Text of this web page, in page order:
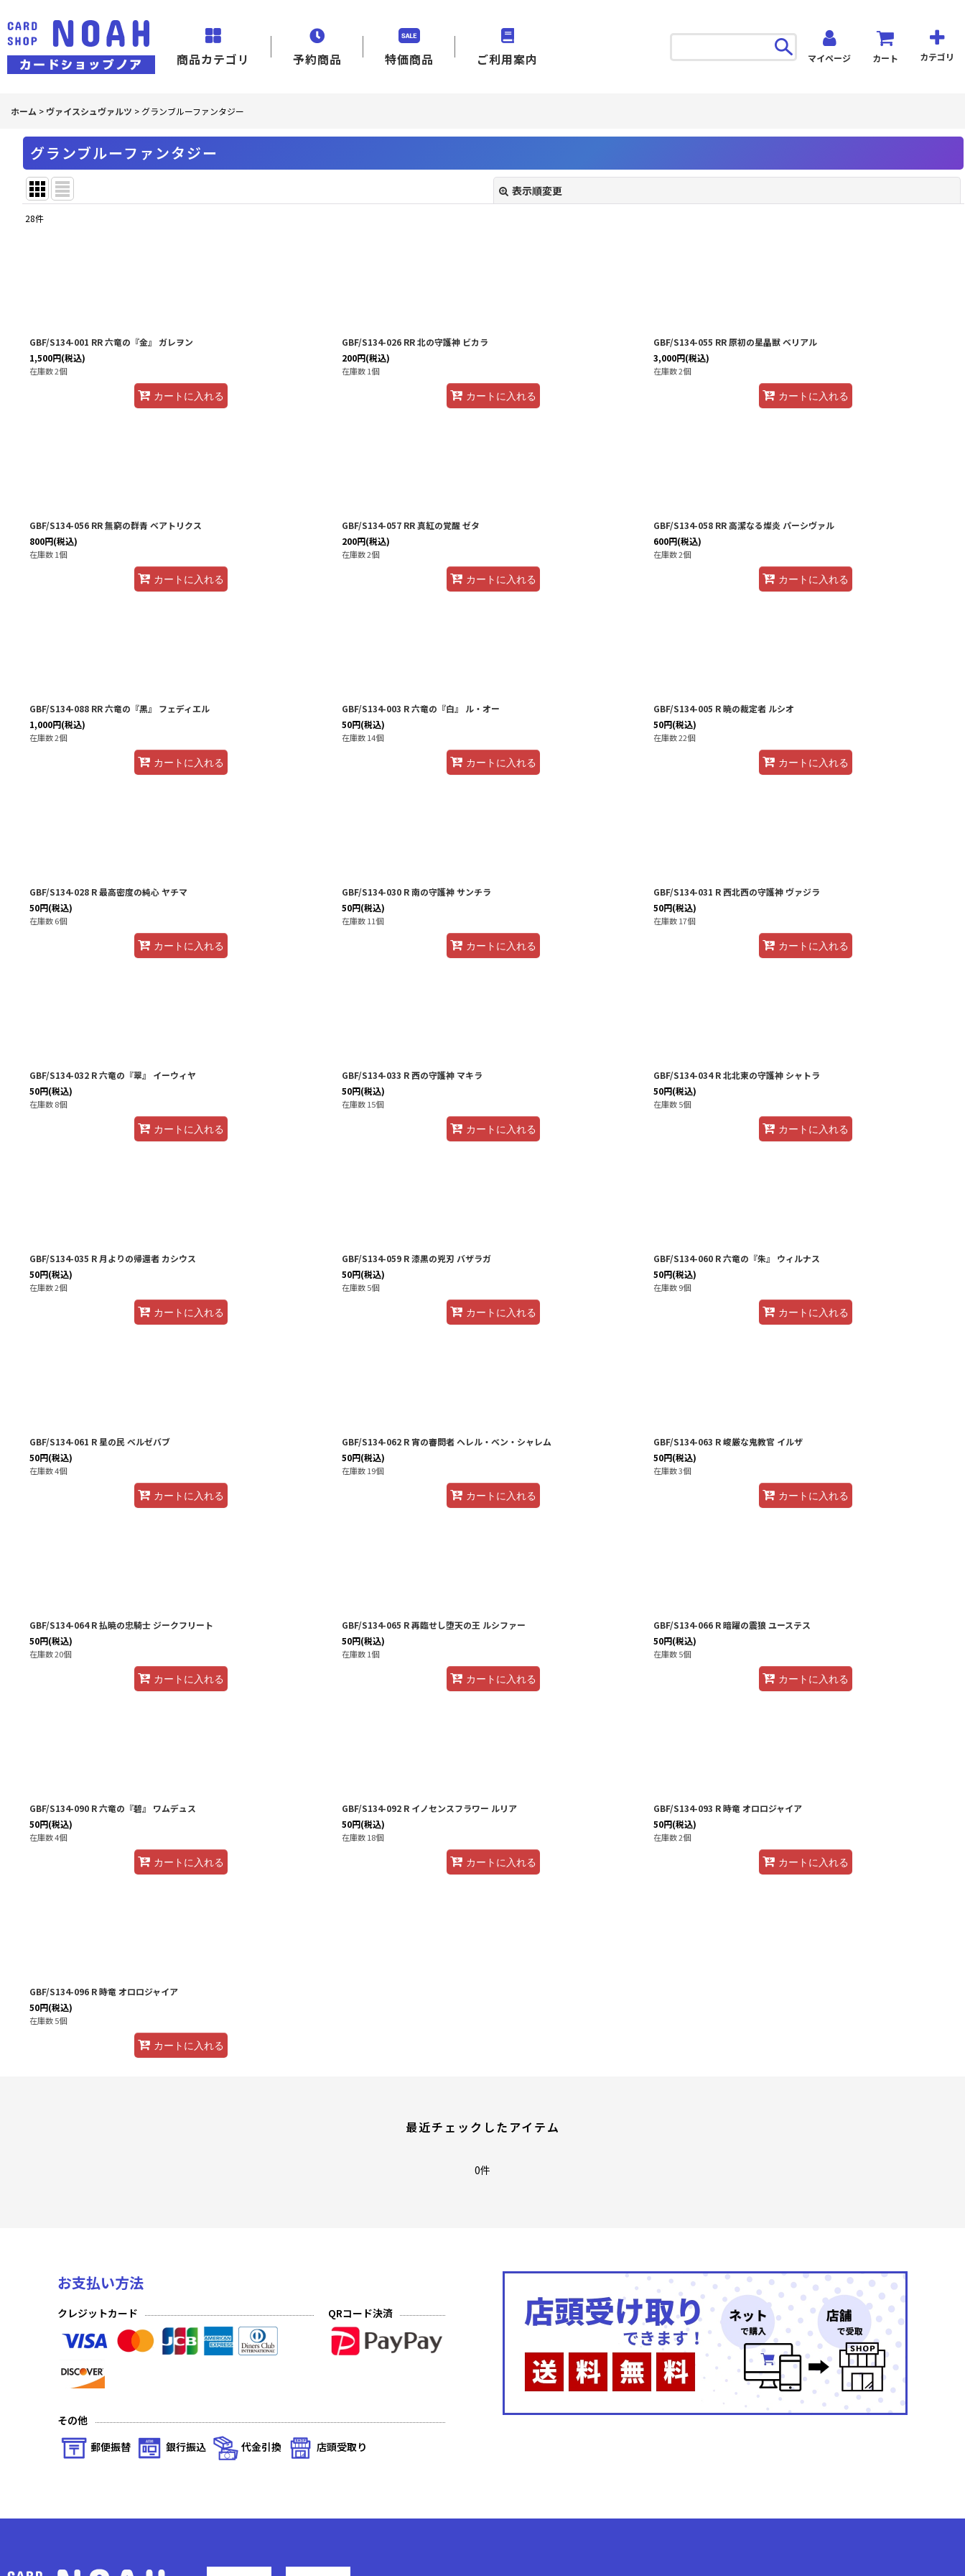
商品カテゴリ 予約商品 特価商品 ご利用案内 マイページ カート カテゴリ
ホーム > ヴァイスシュヴァルツ > グランブルーファンタジー
グランブルーファンタジー
表示順変更
28件
GBF/S134-001 RR 六竜の『金』 ガレヲン
1,500円(税込)
在庫数 2個
カートに入れる
GBF/S134-026 RR 北の守護神 ビカラ
200円(税込)
在庫数 1個
カートに入れる
GBF/S134-055 RR 原初の星晶獣 ベリアル
3,000円(税込)
在庫数 2個
カートに入れる
GBF/S134-056 RR 無窮の群青 ベアトリクス
800円(税込)
在庫数 1個
カートに入れる
GBF/S134-057 RR 真紅の覚醒 ゼタ
200円(税込)
在庫数 2個
カートに入れる
GBF/S134-058 RR 高潔なる燦炎 パーシヴァル
600円(税込)
在庫数 2個
カートに入れる
GBF/S134-088 RR 六竜の『黒』 フェディエル
1,000円(税込)
在庫数 2個
カートに入れる
GBF/S134-003 R 六竜の『白』 ル・オー
50円(税込)
在庫数 14個
カートに入れる
GBF/S134-005 R 暁の裁定者 ルシオ
50円(税込)
在庫数 22個
カートに入れる
GBF/S134-028 R 最高密度の純心 ヤチマ
50円(税込)
在庫数 6個
カートに入れる
GBF/S134-030 R 南の守護神 サンチラ
50円(税込)
在庫数 11個
カートに入れる
GBF/S134-031 R 西北西の守護神 ヴァジラ
50円(税込)
在庫数 17個
カートに入れる
GBF/S134-032 R 六竜の『翠』 イーウィヤ
50円(税込)
在庫数 8個
カートに入れる
GBF/S134-033 R 西の守護神 マキラ
50円(税込)
在庫数 15個
カートに入れる
GBF/S134-034 R 北北東の守護神 シャトラ
50円(税込)
在庫数 5個
カートに入れる
GBF/S134-035 R 月よりの帰還者 カシウス
50円(税込)
在庫数 2個
カートに入れる
GBF/S134-059 R 漆黒の兇刃 バザラガ
50円(税込)
在庫数 5個
カートに入れる
GBF/S134-060 R 六竜の『朱』 ウィルナス
50円(税込)
在庫数 9個
カートに入れる
GBF/S134-061 R 星の民 ベルゼバブ
50円(税込)
在庫数 4個
カートに入れる
GBF/S134-062 R 宵の審問者 ヘレル・ベン・シャレム
50円(税込)
在庫数 19個
カートに入れる
GBF/S134-063 R 峻厳な鬼教官 イルザ
50円(税込)
在庫数 3個
カートに入れる
GBF/S134-064 R 払暁の忠騎士 ジークフリート
50円(税込)
在庫数 20個
カートに入れる
GBF/S134-065 R 再臨せし堕天の王 ルシファー
50円(税込)
在庫数 1個
カートに入れる
GBF/S134-066 R 暗躍の震狼 ユーステス
50円(税込)
在庫数 5個
カートに入れる
GBF/S134-090 R 六竜の『碧』 ワムデュス
50円(税込)
在庫数 4個
カートに入れる
GBF/S134-092 R イノセンスフラワー ルリア
50円(税込)
在庫数 18個
カートに入れる
GBF/S134-093 R 時竜 オロロジャイア
50円(税込)
在庫数 2個
カートに入れる
GBF/S134-096 R 時竜 オロロジャイア
50円(税込)
在庫数 5個
カートに入れる
最近チェックしたアイテム
0件
お支払い方法
クレジットカード QRコード決済
その他
郵便振替
銀行振込 代金引換 店頭受取り